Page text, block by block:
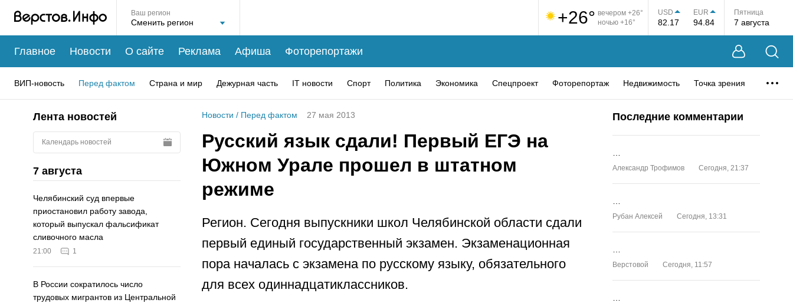
Ваш регион +26° вечером +26°
ночью +16°
USD
82.17
EUR
94.84
Пятница
7 августа
Главное Новости О сайте Реклама Афиша Фоторепортажи
ВИП-новость Перед фактом Страна и мир Дежурная часть IT новости Спорт Политика Экономика Спецпроект Фоторепортаж Недвижимость Точка зрения
Лента новостей
Календарь новостей
7 августа
Челябинский суд впервые
приостановил работу завода,
который выпускал фальсификат
сливочного масла
21:00 1
В России сократилось число
трудовых мигрантов из Центральной
Новости / Перед фактом 27 мая 2013
Русский язык сдали! Первый ЕГЭ на
Южном Урале прошел в штатном
режиме
Регион. Сегодня выпускники школ Челябинской области сдали
первый единый государственный экзамен. Экзаменационная
пора началась с экзамена по русскому языку, обязательного
для всех одиннадцатиклассников.
Последние комментарии
Александр Трофимов Сегодня, 21:37
Рубан Алексей Сегодня, 13:31
Верстовой Сегодня, 11:57